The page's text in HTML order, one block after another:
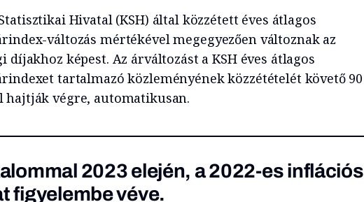
Hivatal (KSH) által közzétett éves átlagos
változás mértékével megegyezően változnak az
díjakhoz képest. Az árváltozást a KSH éves átlagos
tartalmazó közleményének közzétételét követő 90
hajtják végre, automatikusan.
2023 elején, a 2022-es inflációs
figyelembe véve.